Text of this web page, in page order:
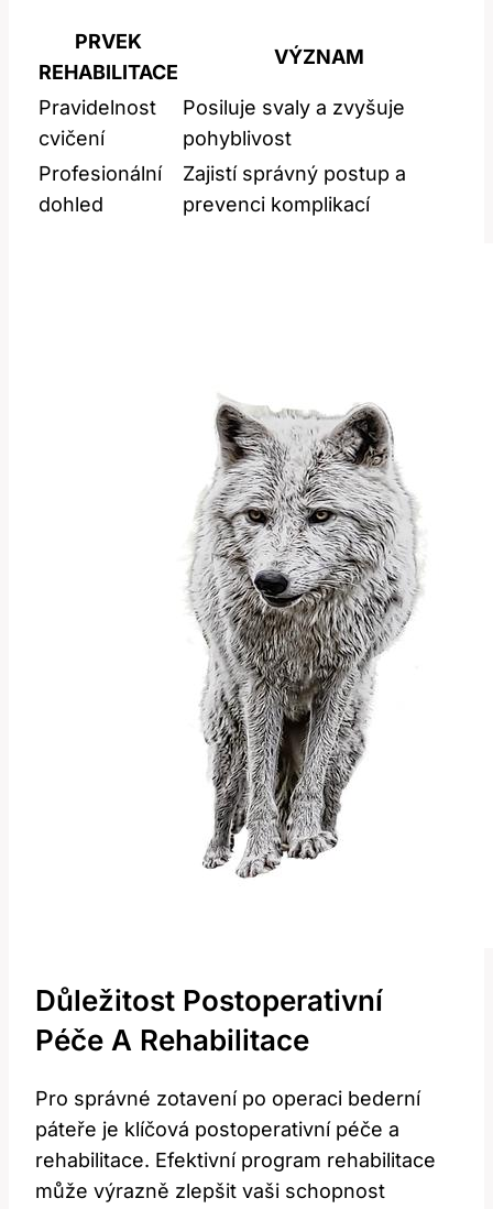
PRVEK
REHABILITACE
VÝZNAM
Pravidelnost
cvičení
Posiluje svaly a zvyšuje
pohyblivost
Profesionální
dohled
Zajistí správný postup a
prevenci komplikací
Důležitost Postoperativní
Péče A Rehabilitace
Pro správné zotavení po operaci bederní
páteře je klíčová postoperativní péče a
rehabilitace. Efektivní program rehabilitace
může výrazně zlepšit vaši schopnost